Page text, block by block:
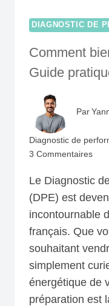
DIAGNOSTIC DE
Comment
Guide
Par
Diagnostic de
3 Commentaires
Le Diagnostic
(DPE) est
incontournable
français. Que
souhaitant
simplement
énergétique de
préparation est